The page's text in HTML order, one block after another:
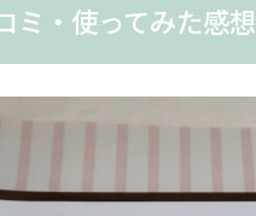
ミ・使ってみた感想